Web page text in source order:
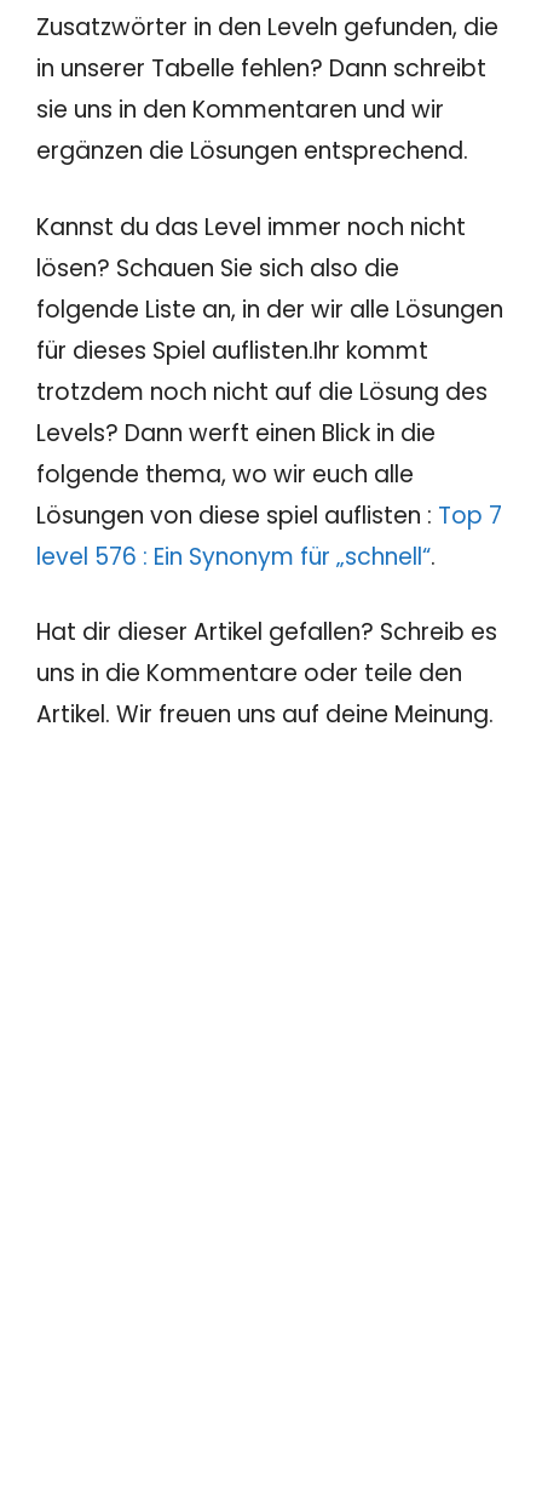
Zusatzwörter in den Leveln gefunden, die
in unserer Tabelle fehlen? Dann schreibt
sie uns in den Kommentaren und wir
ergänzen die Lösungen entsprechend.
Kannst du das Level immer noch nicht
lösen? Schauen Sie sich also die
folgende Liste an, in der wir alle Lösungen
für dieses Spiel auflisten.Ihr kommt
trotzdem noch nicht auf die Lösung des
Levels? Dann werft einen Blick in die
folgende thema, wo wir euch alle
Lösungen von diese spiel auflisten : Top 7
level 576 : Ein Synonym für „schnell“.
Hat dir dieser Artikel gefallen? Schreib es
uns in die Kommentare oder teile den
Artikel. Wir freuen uns auf deine Meinung.